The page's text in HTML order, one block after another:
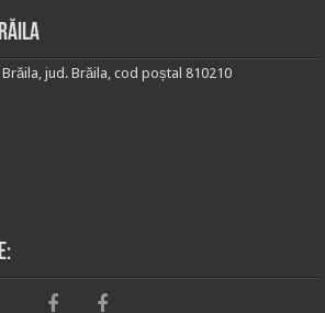
jud. Brăila, cod poștal 810210